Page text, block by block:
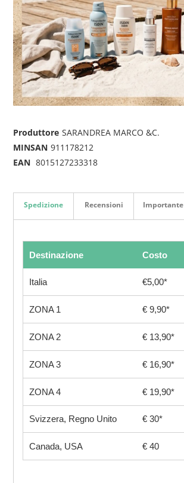
Produttore SARANDREA MARCO &C.
MINSAN 911178212
EAN 8015127233318
Spedizione
Destinazione Costo
Italia €5,00*
ZONA 1 € 9,90*
ZONA 2 € 13,90*
ZONA 3 € 16,90*
ZONA 4 € 19,90*
Svizzera, Regno Unito € 30*
Canada, USA € 40
Recensioni Importante